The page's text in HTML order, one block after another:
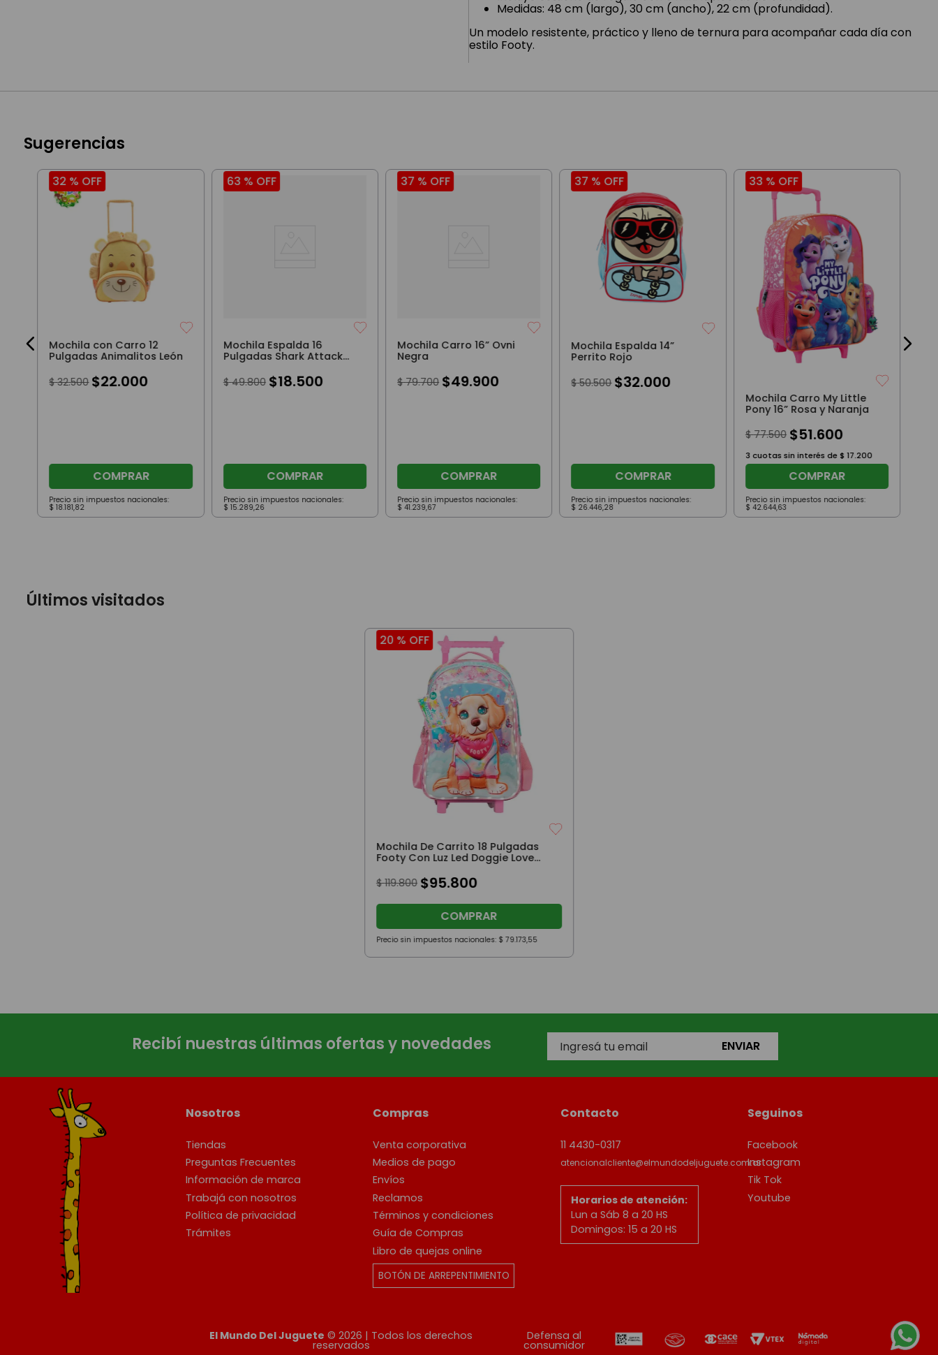
Medidas: 48 cm (largo), 30 cm (ancho), 22 cm (profundidad).
Un modelo resistente, práctico y lleno de ternura para acompañar cada día con
estilo Footy.
Sugerencias
32 % OFF
Mochila con Carro 12
Pulgadas Animalitos León
$ 32.500 $22.000
COMPRAR
Precio sin impuestos nacionales:
$ 18.181,82
63 % OFF
Mochila Espalda 16
Pulgadas Shark Attack
$ 49.800 $18.500
COMPRAR
Precio sin impuestos nacionales:
$ 15.289,26
37 % OFF
Mochila Carro 16” Ovni
Negra
$ 79.700 $49.900
COMPRAR
Precio sin impuestos nacionales:
$ 41.239,67
37 % OFF
Mochila Espalda 14”
Perrito Rojo
$ 50.500 $32.000
COMPRAR
Precio sin impuestos nacionales:
$ 26.446,28
33 % OFF
Mochila Carro My Little
Pony 16” Rosa y Naranja
$ 77.500 $51.600
3 cuotas sin interés de $17.200
COMPRAR
Precio sin impuestos nacionales:
$ 42.644,63
Últimos visitados
20 %OFF
Mochila De Carrito 18 Pulgadas
Footy Con Luz Led Doggie Love
Rosa
$ 119.800 $95.800
COMPRAR
Precio sin impuestos nacionales: $ 79.173,55
Recibí nuestras últimas ofertas y novedades ENVIAR
Nosotros
Tiendas
Preguntas Frecuentes
Información de marca
Trabajá con nosotros
Política de privacidad
Trámites
Compras
Venta corporativa
Medios de pago
Envíos
Reclamos
Términos y condiciones
Guía de Compras
Libro de quejas online
BOTÓN DE ARREPENTIMIENTO
Contacto
11 4430-0317
atencionalcliente@elmundodeljuguete.com.ar
Horarios de atención:
Lun a Sáb 8 a 20 HS
Domingos: 15 a 20 HS
Seguinos
Facebook
Instagram
Tik Tok
Youtube
El Mundo Del Juguete © 2026 | Todos los derechos
reservados
Defensa al
consumidor